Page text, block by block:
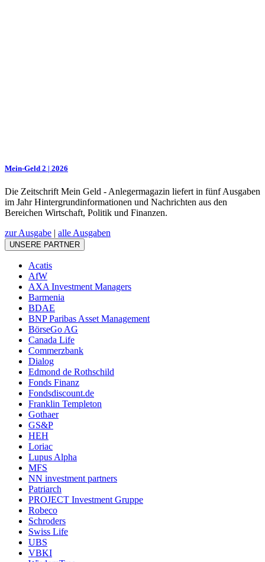
Mein-Geld 2 | 2026
Die Zeitschrift Mein Geld - Anlegermagazin liefert in fünf Ausgaben
im Jahr Hintergrundinformationen und Nachrichten aus den
Bereichen Wirtschaft, Politik und Finanzen.
zur Ausgabe | alle Ausgaben
UNSERE PARTNER
Acatis
AfW
AXA Investment Managers
Barmenia
BDAE
BNP Paribas Asset Management
BörseGo AG
Canada Life
Commerzbank
Dialog
Edmond de Rothschild
Fonds Finanz
Fondsdiscount.de
Franklin Templeton
Gothaer
GS&P
HEH
Loriac
Lupus Alpha
MFS
NN investment partners
Patriarch
PROJECT Investment Gruppe
Robeco
Schroders
Swiss Life
UBS
VBKI